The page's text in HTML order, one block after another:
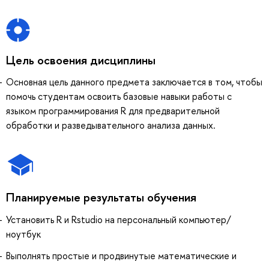
Цель освоения дисциплины
Основная цель данного предмета заключается в том, чтобы
помочь студентам освоить базовые навыки работы с
языком программирования R для предварительной
обработки и разведывательного анализа данных.
Планируемые результаты обучения
Установить R и Rstudio на персональный компьютер/
ноутбук
Выполнять простые и продвинутые математические и